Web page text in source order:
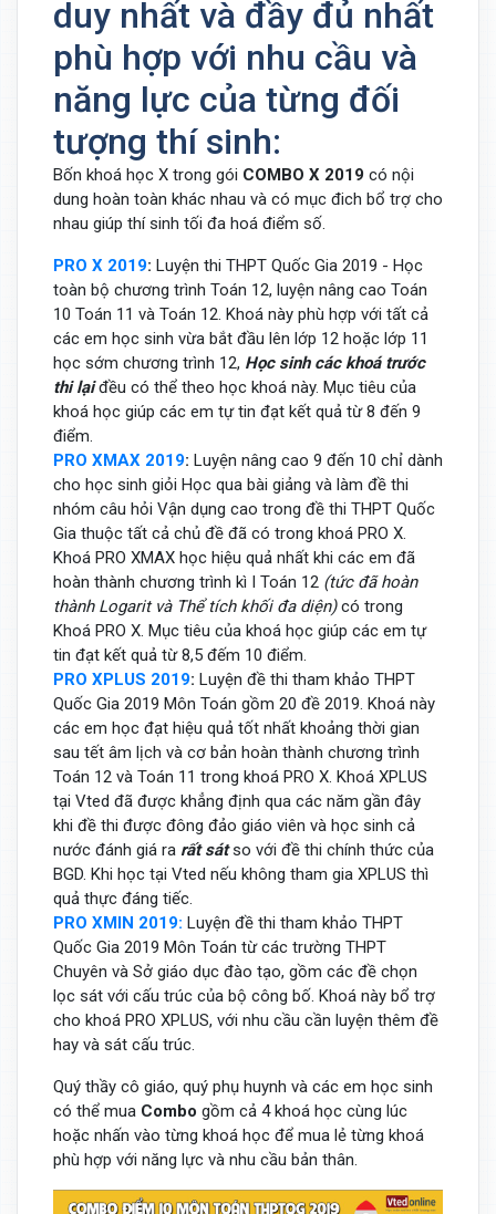
duy nhất và đầy đủ nhất
phù hợp với nhu cầu và
năng lực của từng đối
tượng thí sinh:
Bốn khoá học X trong gói COMBO X 2019 có nội
dung hoàn toàn khác nhau và có mục đich bổ trợ cho
nhau giúp thí sinh tối đa hoá điểm số.
PRO X 2019: Luyện thi THPT Quốc Gia 2019 - Học
toàn bộ chương trình Toán 12, luyện nâng cao Toán
10 Toán 11 và Toán 12. Khoá này phù hợp với tất cả
các em học sinh vừa bắt đầu lên lớp 12 hoặc lớp 11
học sớm chương trình 12, Học sinh các khoá trước
thi lại đều có thể theo học khoá này. Mục tiêu của
khoá học giúp các em tự tin đạt kết quả từ 8 đến 9
điểm.
PRO XMAX 2019: Luyện nâng cao 9 đến 10 chỉ dành
cho học sinh giỏi Học qua bài giảng và làm đề thi
nhóm câu hỏi Vận dụng cao trong đề thi THPT Quốc
Gia thuộc tất cả chủ đề đã có trong khoá PRO X.
Khoá PRO XMAX học hiệu quả nhất khi các em đã
hoàn thành chương trình kì I Toán 12 (tức đã hoàn
thành Logarit và Thể tích khối đa diện)có trong
Khoá PRO X. Mục tiêu của khoá học giúp các em tự
tin đạt kết quả từ 8,5 đếm 10 điểm.
PRO XPLUS 2019: Luyện đề thi tham khảo THPT
Quốc Gia 2019 Môn Toán gồm 20 đề 2019. Khoá này
các em học đạt hiệu quả tốt nhất khoảng thời gian
sau tết âm lịch và cơ bản hoàn thành chương trình
Toán 12 và Toán 11 trong khoá PRO X. Khoá XPLUS
tại Vted đã được khẳng định qua các năm gần đây
khi đề thi được đông đảo giáo viên và học sinh cả
nước đánh giá ra rất sátso với đề thi chính thức của
BGD. Khi học tại Vted nếu không tham gia XPLUS thì
quả thực đáng tiếc.
PRO XMIN 2019: Luyện đề thi tham khảo THPT
Quốc Gia 2019 Môn Toán từ các trường THPT
Chuyên và Sở giáo dục đào tạo, gồm các đề chọn
lọc sát với cấu trúc của bộ công bố. Khoá này bổ trợ
cho khoá PRO XPLUS, với nhu cầu cần luyện thêm đề
hay và sát cấu trúc.
Quý thầy cô giáo, quý phụ huynh và các em học sinh
có thể mua Combo gồm cả 4 khoá học cùng lúc
hoặc nhấn vào từng khoá học để mua lẻ từng khoá
phù hợp với năng lực và nhu cầu bản thân.